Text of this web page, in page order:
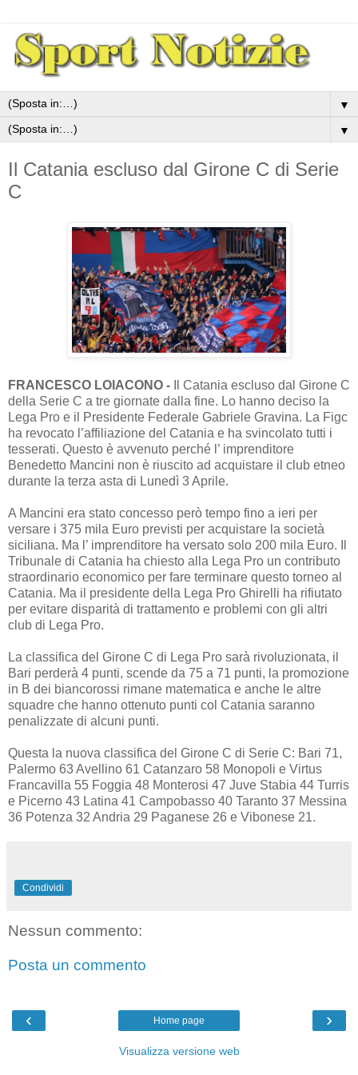
▼
▼
Il Catania escluso dal Girone C di Serie
C
FRANCESCO LOIACONO - Il Catania escluso dal Girone C
della Serie C a tre giornate dalla fine. Lo hanno deciso la
Lega Pro e il Presidente Federale Gabriele Gravina. La Figc
ha revocato l’affiliazione del Catania e ha svincolato tutti i
tesserati. Questo è avvenuto perché l’ imprenditore
Benedetto Mancini non è riuscito ad acquistare il club etneo
durante la terza asta di Lunedì 3 Aprile.
A Mancini era stato concesso però tempo fino a ieri per
versare i 375 mila Euro previsti per acquistare la società
siciliana. Ma l’ imprenditore ha versato solo 200 mila Euro. Il
Tribunale di Catania ha chiesto alla Lega Pro un contributo
straordinario economico per fare terminare questo torneo al
Catania. Ma il presidente della Lega Pro Ghirelli ha rifiutato
per evitare disparità di trattamento e problemi con gli altri
club di Lega Pro.
La classifica del Girone C di Lega Pro sarà rivoluzionata, il
Bari perderà 4 punti, scende da 75 a 71 punti, la promozione
in B dei biancorossi rimane matematica e anche le altre
squadre che hanno ottenuto punti col Catania saranno
penalizzate di alcuni punti.
Questa la nuova classifica del Girone C di Serie C: Bari 71,
Palermo 63 Avellino 61 Catanzaro 58 Monopoli e Virtus
Francavilla 55 Foggia 48 Monterosi 47 Juve Stabia 44 Turris
e Picerno 43 Latina 41 Campobasso 40 Taranto 37 Messina
36 Potenza 32 Andria 29 Paganese 26 e Vibonese 21.
Condividi
Nessun commento:
Posta un commento
‹ ›
Home page
Visualizza versione web